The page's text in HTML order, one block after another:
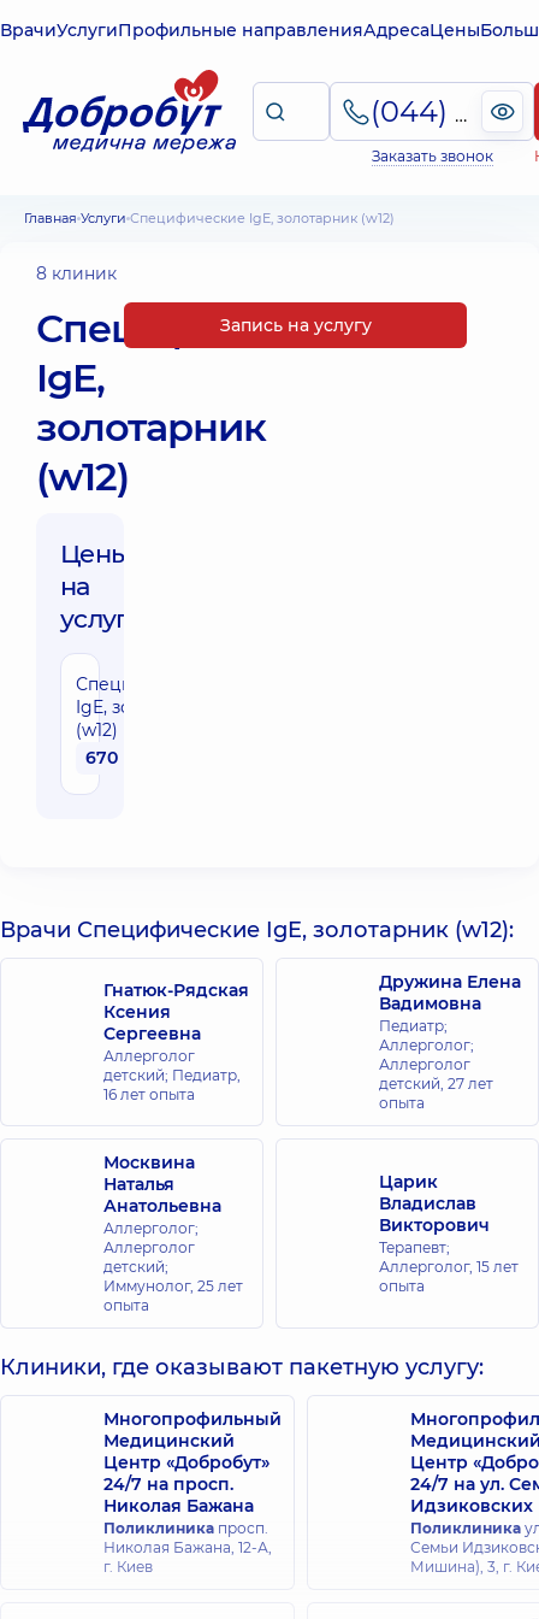
ВрачиУслугиПрофильные направленияАдресаЦены
(044) 495-2-888
Заказать звонок
Главная Услуги Специфические IgE, золотарник (w12)
8 клиник
Специфические
IgE,
золотарник
(w12)
Цены
на
услуги:
Специфические
IgE, золотарник
(w12)
670 грн
Запись на услугу
Врачи Специфические IgE, золотарник (w12):
Гнатюк-Рядская
Ксения
Сергеевна
Аллерголог
детский; Педиатр,
16 лет опыта
Дружина Елена
Вадимовна
Педиатр;
Аллерголог;
Аллерголог
детский, 27 лет
опыта
Москвина
Наталья
Анатольевна
Аллерголог;
Аллерголог
детский;
Иммунолог, 25 лет
опыта
Царик
Владислав
Викторович
Терапевт;
Аллерголог, 15 лет
опыта
Клиники, где оказывают пакетную услугу:
Многопрофильный
Медицинский
Центр «Добробут»
24/7 на просп.
Николая Бажана
Поликлиника просп.
Николая Бажана, 12-А,
г. Киев
Центр
24/7 на ул.
Идзиковских
Поликлиника
Семьи
Мишина), 3, г.